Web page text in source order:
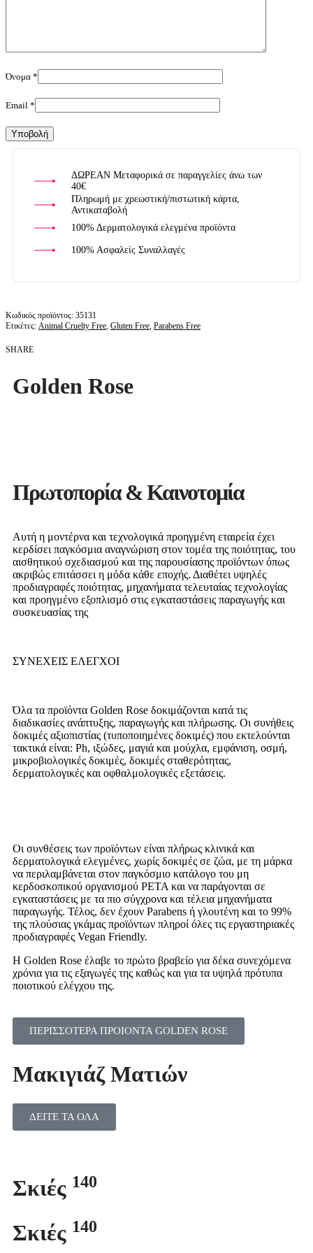
Όνομα *
Email *
ΔΩΡΕΑΝ Μεταφορικά σε παραγγελίες άνω των
40€
Πληρωμή με χρεωστική/πιστωτική κάρτα,
Αντικαταβολή
100% Δερματολογικά ελεγμένα προϊόντα
100% Ασφαλείς Συναλλαγές
35131
Ετικέτες: Animal Cruelty Free Gluten Free Parabens Free
SHARE
Golden Rose
Πρωτοπορία & Καινοτομία
Αυτή η μοντέρνα και τεχνολογικά προηγμένη εταιρεία έχει
κερδίσει παγκόσμια αναγνώριση στον τομέα της ποιότητας, του
αισθητικού σχεδιασμού και της παρουσίασης προϊόντων όπως
ακριβώς επιτάσσει η μόδα κάθε εποχής. Διαθέτει υψηλές
προδιαγραφές ποιότητας, μηχανήματα τελευταίας τεχνολογίας
και προηγμένο εξοπλισμό στις εγκαταστάσεις παραγωγής και
συσκευασίας της
ΣΥΝΕΧΕΙΣ ΕΛΕΓΧΟΙ
Όλα τα προϊόντα Golden Rose δοκιμάζονται κατά τις
διαδικασίες ανάπτυξης, παραγωγής και πλήρωσης. Οι συνήθεις
δοκιμές αξιοπιστίας (τυποποιημένες δοκιμές) που εκτελούνται
τακτικά είναι: Ph, ιξώδες, μαγιά και μούχλα, εμφάνιση, οσμή,
μικροβιολογικές δοκιμές, δοκιμές σταθερότητας,
δερματολογικές και οφθαλμολογικές εξετάσεις.
Οι συνθέσεις των προϊόντων είναι πλήρως κλινικά και
δερματολογικά ελεγμένες, χωρίς δοκιμές σε ζώα, με τη μάρκα
να περιλαμβάνεται στον παγκόσμιο κατάλογο του μη
κερδοσκοπικού οργανισμού PETA και να παράγονται σε
εγκαταστάσεις με τα πιο σύγχρονα και τέλεια μηχανήματα
παραγωγής. Τέλος, δεν έχουν Parabens ή γλουτένη και το 99%
της πλούσιας γκάμας προϊόντων πληροί όλες τις εργαστηριακές
προδιαγραφές Vegan Friendly.
Η Golden Rose έλαβε το πρώτο βραβείο για δέκα συνεχόμενα
χρόνια για τις εξαγωγές της καθώς και για τα υψηλά πρότυπα
ποιοτικού ελέγχου της.
ΠΕΡΙΣΣΟΤΕΡΑ ΠΡΟΙΟΝΤΑ GOLDEN ROSE
Μακιγιάζ Ματιών
ΔΕΙΤΕ ΤΑ ΟΛΑ
Σκιές 140
Σκιές 140